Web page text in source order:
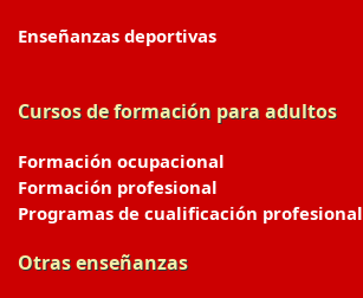
Enseñanzas deportivas
Cursos de formación para adultos
Formación ocupacional
Formación profesional
Programas de cualificación profesional
Otras enseñanzas